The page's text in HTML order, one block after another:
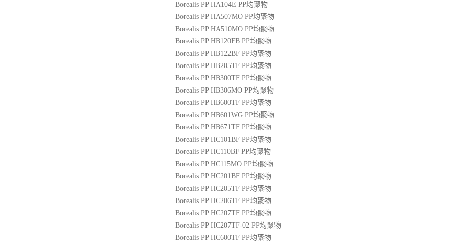
Borealis PP HA104E PP均聚物
Borealis PP HA507MO PP均聚物
Borealis PP HA510MO PP均聚物
Borealis PP HB120FB PP均聚物
Borealis PP HB122BF PP均聚物
Borealis PP HB205TF PP均聚物
Borealis PP HB300TF PP均聚物
Borealis PP HB306MO PP均聚物
Borealis PP HB600TF PP均聚物
Borealis PP HB601WG PP均聚物
Borealis PP HB671TF PP均聚物
Borealis PP HC101BF PP均聚物
Borealis PP HC110BF PP均聚物
Borealis PP HC115MO PP均聚物
Borealis PP HC201BF PP均聚物
Borealis PP HC205TF PP均聚物
Borealis PP HC206TF PP均聚物
Borealis PP HC207TF PP均聚物
Borealis PP HC207TF-02 PP均聚物
Borealis PP HC600TF PP均聚物